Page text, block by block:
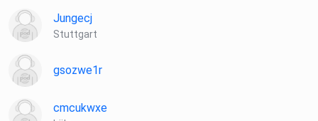
Jungecj
Stuttgart
gsozwe1r
cmcukwxe